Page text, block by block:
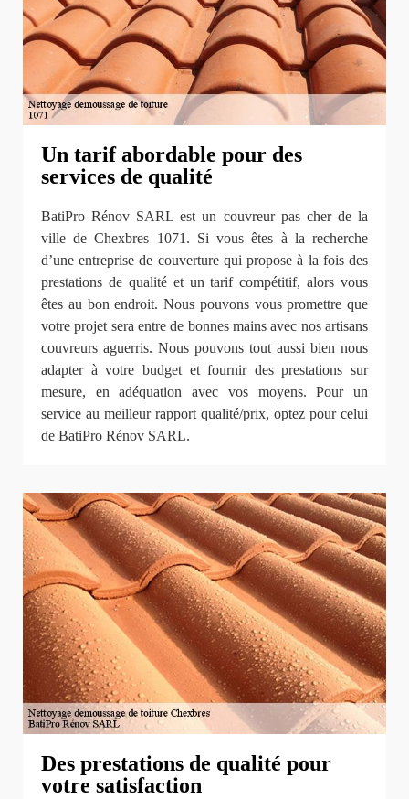
Un tarif abordable pour des
services de qualité
BatiPro Rénov SARL est un couvreur pas cher de la
ville de Chexbres 1071. Si vous êtes à la recherche
d’une entreprise de couverture qui propose à la fois des
prestations de qualité et un tarif compétitif, alors vous
êtes au bon endroit. Nous pouvons vous promettre que
votre projet sera entre de bonnes mains avec nos artisans
couvreurs aguerris. Nous pouvons tout aussi bien nous
adapter à votre budget et fournir des prestations sur
mesure, en adéquation avec vos moyens. Pour un
service au meilleur rapport qualité/prix, optez pour celui
de BatiPro Rénov SARL.
Des prestations de qualité pour
votre satisfaction